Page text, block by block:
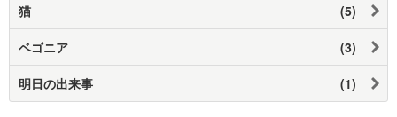
猫 (5)
ベゴニア (3)
明日の出来事 (1)